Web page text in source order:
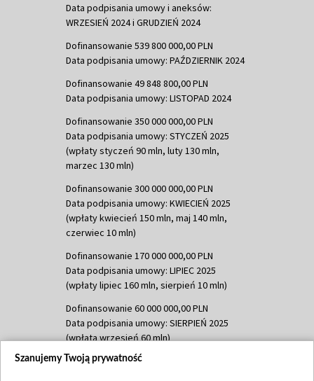
Data podpisania umowy i aneksów:
WRZESIEŃ 2024 i GRUDZIEŃ 2024
Dofinansowanie 539 800 000,00 PLN
Data podpisania umowy: PAŹDZIERNIK 2024
Dofinansowanie 49 848 800,00 PLN
Data podpisania umowy: LISTOPAD 2024
Dofinansowanie 350 000 000,00 PLN
Data podpisania umowy: STYCZEŃ 2025
(wpłaty styczeń 90 mln, luty 130 mln,
marzec 130 mln)
Dofinansowanie 300 000 000,00 PLN
Data podpisania umowy: KWIECIEŃ 2025
(wpłaty kwiecień 150 mln, maj 140 mln,
czerwiec 10 mln)
Dofinansowanie 170 000 000,00 PLN
Data podpisania umowy: LIPIEC 2025
(wpłaty lipiec 160 mln, sierpień 10 mln)
Dofinansowanie 60 000 000,00 PLN
Data podpisania umowy: SIERPIEŃ 2025
(wpłata wrzesień 60 mln)
Dofinansowanie 635 783 051,21 PLN
Szanujemy Twoją prywatność